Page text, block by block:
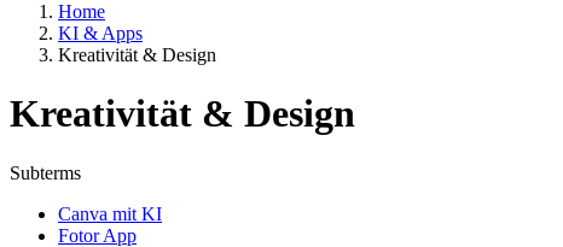
Home
KI & Apps
Kreativität & Design
Kreativität & Design
Subterms
Canva mit KI
Fotor App